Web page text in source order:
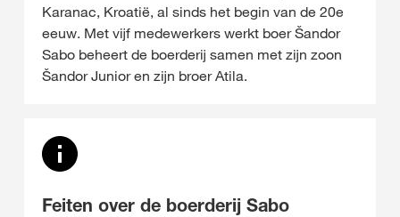
Karanac, Kroatië, al sinds het begin van de 20e
eeuw. Met vijf medewerkers werkt boer Šandor
Sabo beheert de boerderij samen met zijn zoon
Šandor Junior en zijn broer Atila.
Feiten over de boerderij Sabo